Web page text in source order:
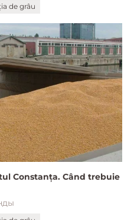
de grâu
Constanța. Când trebuie